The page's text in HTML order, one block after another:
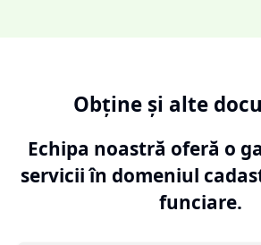
Obține și alte
Echipa noastră oferă o
servicii în domeniul
funciare.